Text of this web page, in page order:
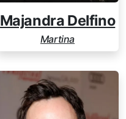
Majandra Delfino
Martina